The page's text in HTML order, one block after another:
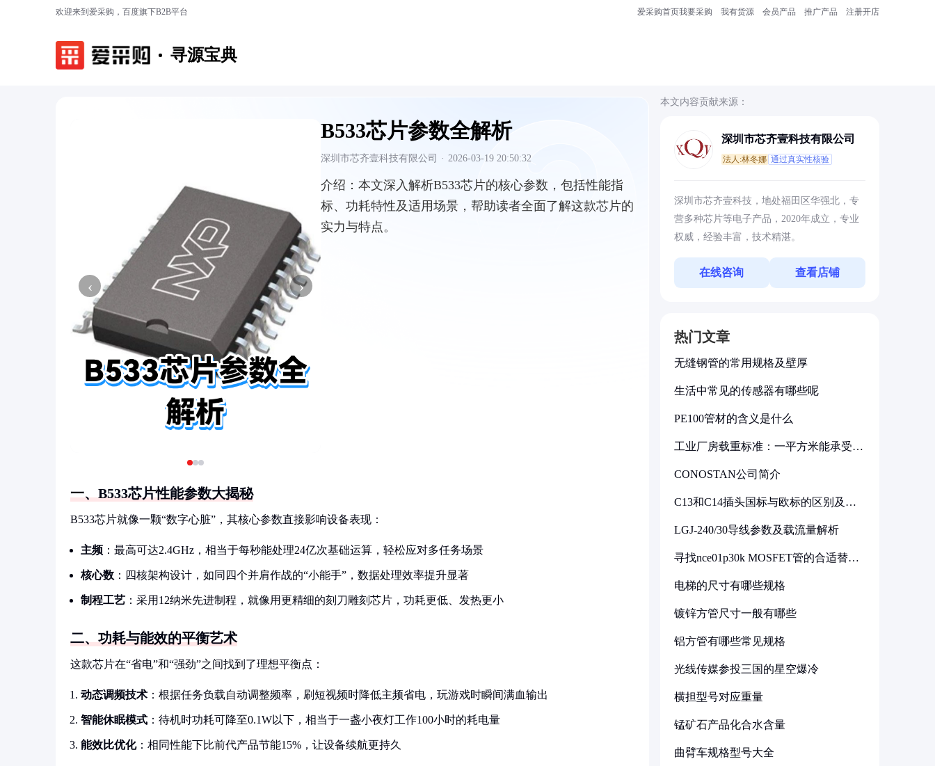
欢迎来到爱采购，百度旗下B2B平台 爱采购首页我要采购 我有货源 会员产品 推广产品 注册开店
寻源宝典
‹ ›
B533芯片参数全解析
深圳市芯齐壹科技有限公司 · 2026-03-19 20:50:32
介绍： 本文深入解析B533芯片的核心参数，包括性能指
标、功耗特性及适用场景，帮助读者全面了解这款芯片的
实力与特点。
一、B533芯片性能参数大揭秘
B533芯片就像一颗“数字心脏”，其核心参数直接影响设备表现：
主频 ：最高可达2.4GHz，相当于每秒能处理24亿次基础运算，轻松应对多任务场景
核心数 ：四核架构设计，如同四个并肩作战的“小能手”，数据处理效率提升显著
制程工艺 ：采用12纳米先进制程，就像用更精细的刻刀雕刻芯片，功耗更低、发热更小
二、功耗与能效的平衡艺术
这款芯片在“省电”和“强劲”之间找到了理想平衡点：
动态调频技术 ：根据任务负载自动调整频率，刷短视频时降低主频省电，玩游戏时瞬间满血输出
智能休眠模式 ：待机时功耗可降至0.1W以下，相当于一盏小夜灯工作100小时的耗电量
能效比优化：相同性能下比前代产品节能15%，让设备续航更持久
本文内容贡献来源：
深圳市芯齐壹科技有限公司
法人:林冬娜 通过真实性核验
深圳市芯齐壹科技，地处福田区华强北，专
营多种芯片等电子产品，2020年成立，专业
权威，经验丰富，技术精湛。
在线咨询 查看店铺
热门文章
无缝钢管的常用规格及壁厚
生活中常见的传感器有哪些呢
PE100管材的含义是什么
工业厂房载重标准：一平方米能承受多
CONOSTAN公司简介
C13和C14插头国标与欧标的区别及其
LGJ-240/30导线参数及载流量解析
寻找nce01p30k MOSFET管的合适替代
电梯的尺寸有哪些规格
镀锌方管尺寸一般有哪些
铝方管有哪些常见规格
光线传媒参投三国的星空爆冷
横担型号对应重量
锰矿石产品化合水含量
曲臂车规格型号大全